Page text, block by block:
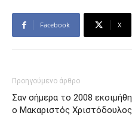
Facebook X
Προηγούμενο άρθρο
Σαν σήμερα το 2008 εκοιμήθη
ο Μακαριστός Χριστόδουλος